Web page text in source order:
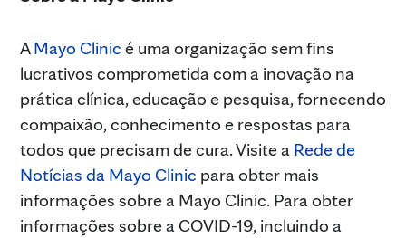
AMayo Clinic é uma organização sem fins
lucrativos comprometida com a inovação na
prática clínica, educação e pesquisa, fornecendo
compaixão, conhecimento e respostas para
todos que precisam de cura. Visite a Rede de
Notícias da Mayo Clinic para obter mais
informações sobre a Mayo Clinic. Para obter
informações sobre a COVID-19, incluindo a